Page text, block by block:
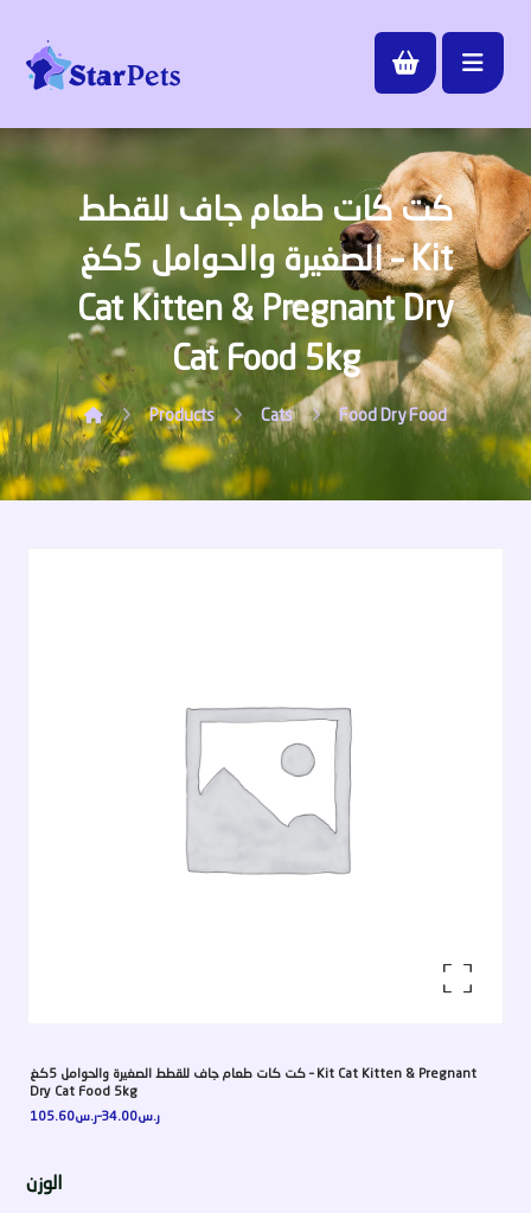
كت كات طعام جاف للقطط
الصغيرة والحوامل 5كغ – Kit
Cat Kitten & Pregnant Dry
Cat Food 5kg
Products Cats Food Dry Food
كت كات طعام جاف للقطط الصغيرة والحوامل 5كغ – Kit Cat Kitten & Pregnant
Dry Cat Food 5kg
ر.س34.00
–ر.س105.60
الوزن